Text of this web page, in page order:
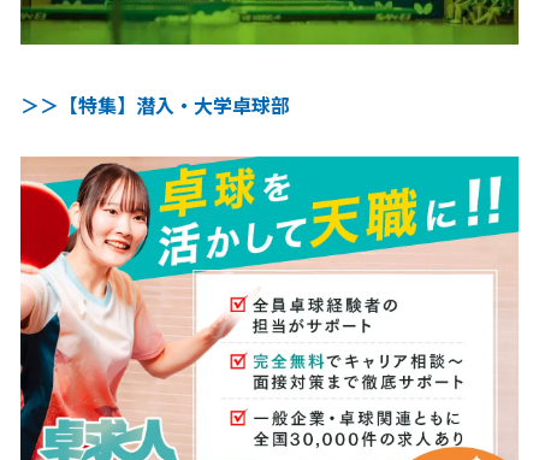
＞＞【特集】潜入・大学卓球部